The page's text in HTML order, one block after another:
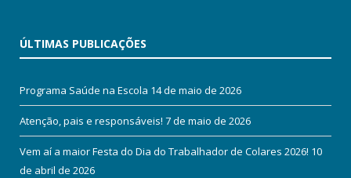
ÚLTIMAS PUBLICAÇÕES
Programa Saúde na Escola 14 de maio de 2026
Atenção, pais e responsáveis! 7 de maio de 2026
Vem aí a maior Festa do Dia do Trabalhador de Colares 2026! 10
de abril de 2026